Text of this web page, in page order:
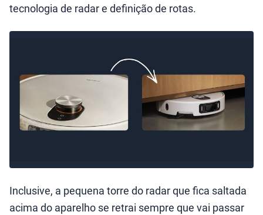
tecnologia de radar e definição de rotas.
Inclusive, a pequena torre do radar que fica saltada
acima do aparelho se retrai sempre que vai passar